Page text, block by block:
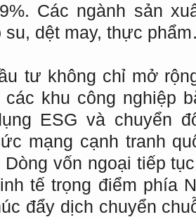
Các ngành sản
su, dệt may, thực
tư không chỉ mở
các khu công nghiệp
ESG và chuyển
mạng cạnh tranh
vốn ngoại tiếp
tế trọng điểm phía
đẩy dịch chuyển